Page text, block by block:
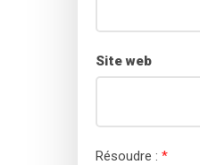
Site web
Résoudre : *